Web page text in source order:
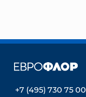
+7 (495) 730 75 00